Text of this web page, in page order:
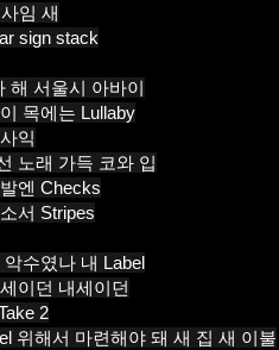
임 새
sign stack
해 서울시 아바이
목에는 Lullaby
익
노래 가득 코와 입
엔 Checks
서 Stripes
수였나 내 Label
이던 내세이던
2
위해서 마련해야 돼 새 집 새 이불